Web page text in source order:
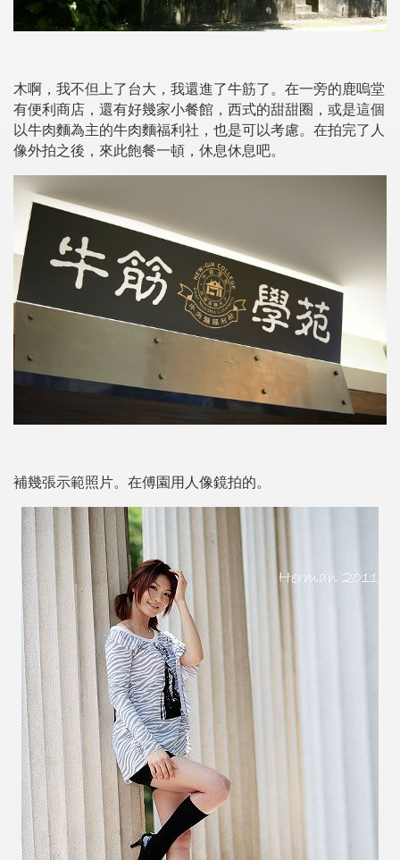
木啊，我不但上了台大，我還進了牛筋了。在一旁的鹿嗚堂
有便利商店，還有好幾家小餐館，西式的甜甜圈，或是這個
以牛肉麵為主的牛肉麵福利社，也是可以考慮。在拍完了人
像外拍之後，來此飽餐一頓，休息休息吧。
補幾張示範照片。在傅園用人像鏡拍的。